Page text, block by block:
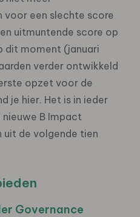
voor een slechte score
uitmuntende score op
dit moment (januari
verder ontwikkeld
opzet voor de
je hier. Het is in ieder
B Impact
uit de volgende tien
Governance